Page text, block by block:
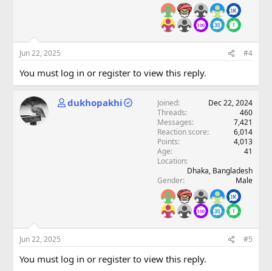
Jun 22, 2025 #4
You must log in or register to view this reply.
dukhopakhi Joined
Dec 22, 2024
Threads
460
Messages
7,421
Reaction score
6,014
Points
4,013
Age
41
Location
Dhaka, Bangladesh
Gender
Male
Jun 22, 2025 #5
You must log in or register to view this reply.